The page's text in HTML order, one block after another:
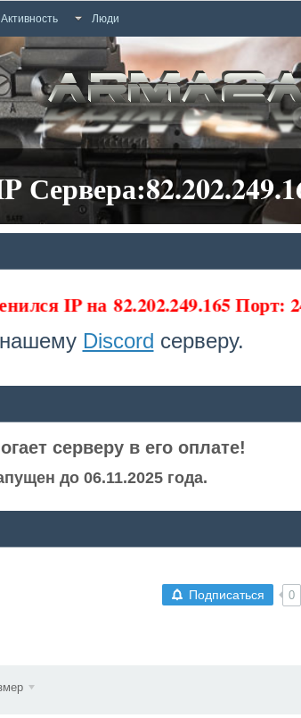
Активность Люди
IP на 82.202.249.165 Порт:
нашему Discord серверу.
серверу в его оплате!
до 06.11.2025 года.
Подписаться 0